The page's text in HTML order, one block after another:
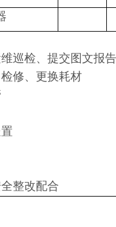
巡检、提交图文报
修、更换耗材
整改配合